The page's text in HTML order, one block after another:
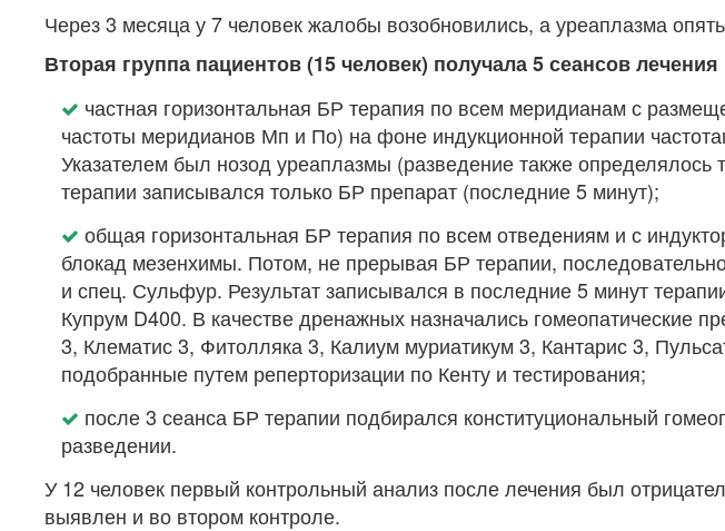
Через 3 месяца у 7 человек жалобы возобновились, а уреаплазма
Вторая группа пациентов (15 человек) получала 5 сеансов
частная горизонтальная БР терапия по всем меридианам с
частоты меридианов Мп и По) на фоне индукционной терапии
Указателем был нозод уреаплазмы (разведение также
терапии записывался только БР препарат (последние 5 минут);
общая горизонтальная БР терапия по всем отведениям и с
блокад мезенхимы. Потом, не прерывая БР терапии,
и спец. Сульфур. Результат записывался в последние 5 минут
Купрум D400. В качестве дренажных назначались гомеопатические
3, Клематис 3, Фитолляка 3, Калиум муриатикум 3, Кантарис 3,
подобранные путем реперторизации по Кенту и тестирования;
после 3 сеанса БР терапии подбирался конституциональный
разведении.
У 12 человек первый контрольный анализ после лечения был
выявлен и во втором контроле.